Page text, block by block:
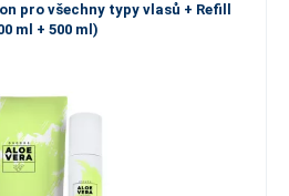
pro všechny typy vlasů + Refill
ml + 500 ml)